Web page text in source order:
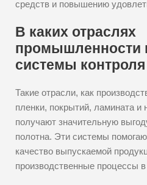
средств и повышению
В каких отраслях
промышленности
системы
Такие отрасли, как
пленки, покрытий, ламината и
получают значительную
полотна. Эти системы
качество выпускаемой
производственные процессы